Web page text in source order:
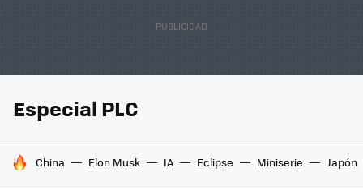
Especial PLC
HOY SE HABLA DE
China Elon Musk IA Eclipse Miniserie Japón